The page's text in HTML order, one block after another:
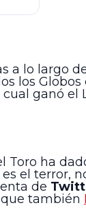
a lo largo
los Globos
ganó el
Toro ha
el terror,
de
que también